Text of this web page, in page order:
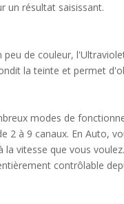
un résultat saisissant.
peu de couleur,
la teinte et permet
modes de
2 à 9 canaux. En Auto,
vitesse que vous voulez.
contrôlable